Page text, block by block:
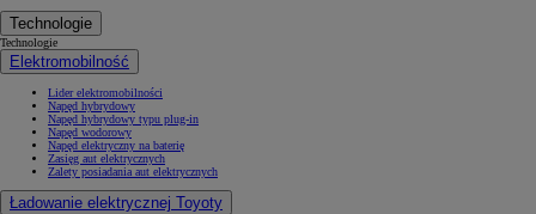
Technologie
Technologie
Elektromobilność
Lider elektromobilności
Napęd hybrydowy
Napęd hybrydowy typu plug-in
Napęd wodorowy
Napęd elektryczny na baterię
Zasięg aut elektrycznych
Zalety posiadania aut elektrycznych
Ładowanie elektrycznej Toyoty